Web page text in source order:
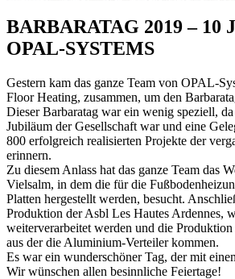
BARBARATAG 2019 – 10
OPAL-SYSTEMS
Gestern kam das ganze Team von OPAL-
Floor Heating, zusammen, um den
Dieser Barbaratag war ein wenig speziell,
Jubiläum der Gesellschaft war und eine
800 erfolgreich realisierten Projekte der
erinnern.
Zu diesem Anlass hat das ganze Team das
Vielsalm, in dem die für die
Platten hergestellt werden, besucht.
Produktion der Asbl Les Hautes Ardennes,
weiterverarbeitet werden und die
aus der die Aluminium-Verteiler kommen.
Es war ein wunderschöner Tag, der mit
Wir wünschen allen besinnliche Feiertage!